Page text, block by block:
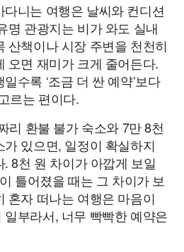
니는 여행은 날씨와 컨디션
명 관광지는 비가 와도 실내
산책이나 시장 주변을 천천히
오면 재미가 크게 줄어든다.
수록 ‘조금 더 싼 예약’보다
르는 편이다.
리 환불 불가 숙소와 7만 8천
있으면, 일정이 확실하지
8천 원 차이가 아깝게 보일
틀어졌을 때는 그 차이가 보
혼자 떠나는 여행은 마음이
부라서, 너무 빡빡한 예약은